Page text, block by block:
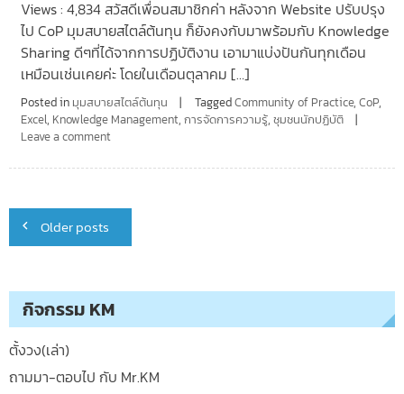
Views : 4,834 สวัสดีเพื่อนสมาชิกค่า หลังจาก Website ปรับปรุง
ไป CoP มุมสบายสไตล์ต้นทุน ก็ยังคงกับมาพร้อมกับ Knowledge
Sharing ดีๆที่ได้จากการปฏิบัติงาน เอามาแบ่งปันกันทุกเดือน
เหมือนเช่นเคยค่ะ โดยในเดือนตุลาคม […]
Posted in มุมสบายสไตล์ต้นทุน TaggedCommunity of Practice, CoP,
Excel, Knowledge Management, การจัดการความรู้, ชุมชนนักปฏิบัติ
Leave a comment
Posts
navigation
Older posts
กิจกรรม KM
ตั้งวง(เล่า)
ถามมา-ตอบไป กับ Mr.KM